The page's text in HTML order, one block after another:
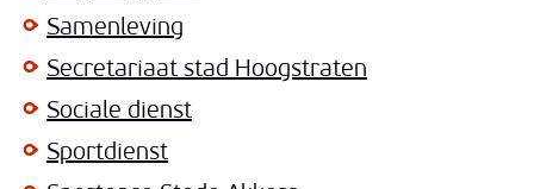
Samenleving
Secretariaat stad Hoogstraten
Sociale dienst
Sportdienst